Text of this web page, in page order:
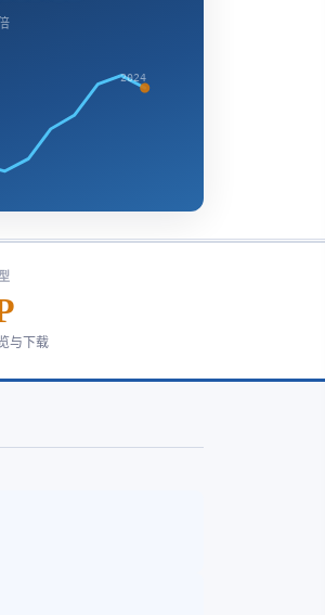
2024
与下载